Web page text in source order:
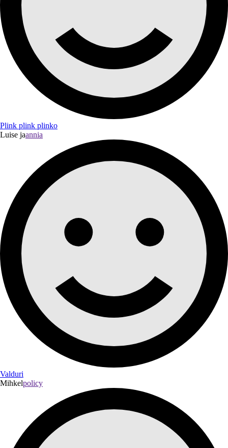
Plink plink plinko
Luise jaannia
Valduri
Mihkelpolicy